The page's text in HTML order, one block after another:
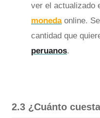
ver el actualizado
monedaonline.
cantidad que
peruanos.
2.3 ¿Cuánto